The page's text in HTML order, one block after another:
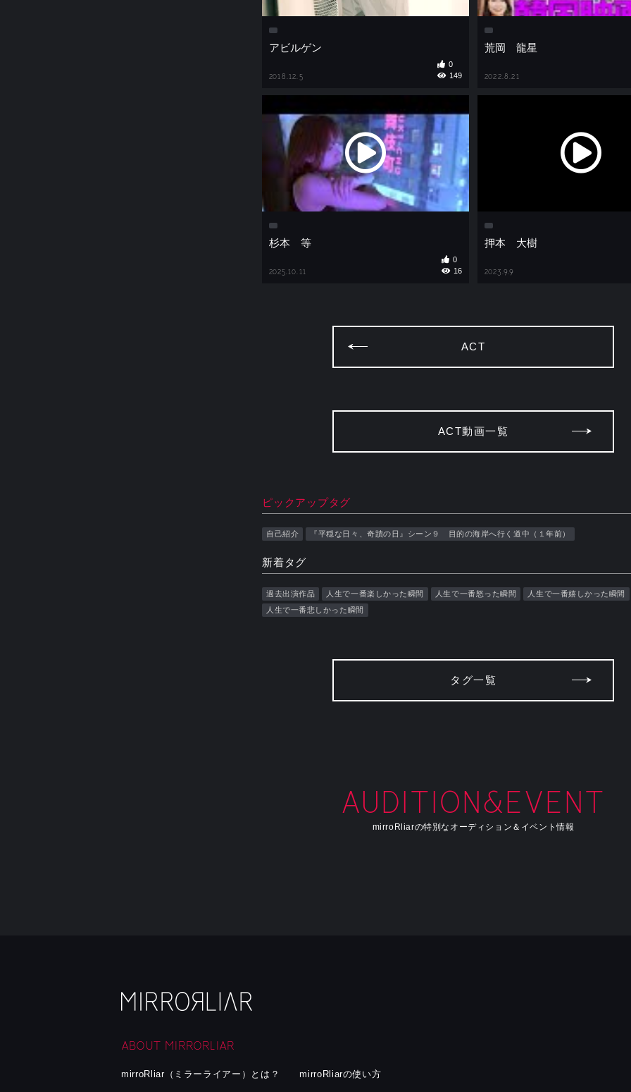
アビルゲン
2018.12.5
0
149
荒岡 龍星
2022.8.21
杉本 等
2025.10.11
0
16
押本 大樹
2023.9.9
ACT
ACT動画一覧
ピックアップタグ
自己紹介 『平穏な日々、奇蹟の日』シーン９ 目的の海岸へ行く道中（１年前）
新着タグ
過去出演作品 人生で一番楽しかった瞬間 人生で一番怒った瞬間
人生で一番嬉しかった瞬間
人生で一番悲しかった瞬間
タグ一覧
AUDITION&EVENT
mirroRliarの特別なオーディション＆イベント情報
ABOUT MIRRORLIAR
mirroRliar（ミラーライアー）とは？ mirroRliarの使い方